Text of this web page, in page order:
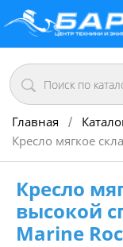
Главная /
Кресло мягкое
Кресло
высокой
Marine